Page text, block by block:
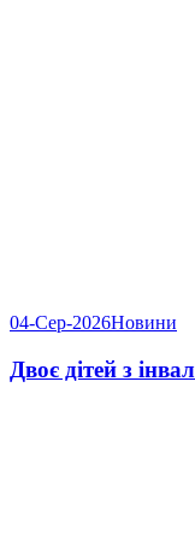
04-Сер-2026Новини
Двоє дітей з